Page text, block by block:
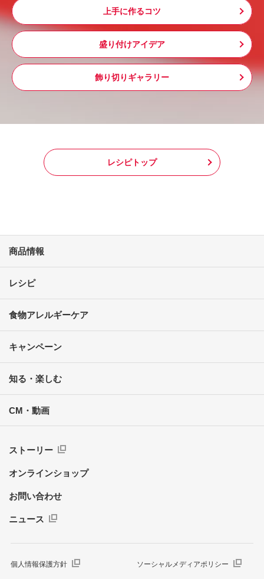
上手に作るコツ
盛り付けアイデア
飾り切りギャラリー
レシピトップ
商品情報
レシピ
食物アレルギーケア
キャンペーン
知る・楽しむ
CM・動画
ストーリー
オンラインショップ
お問い合わせ
ニュース
個人情報保護方針 ソーシャルメディアポリシー